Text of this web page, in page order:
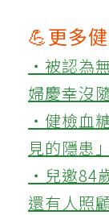
💪更多
‧被認為
婦慶幸沒
‧健檢血
見的隱患
‧兒邀84
還有人照